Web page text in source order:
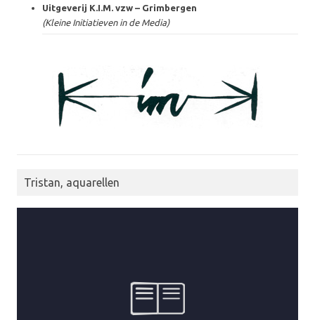
Uitgeverij K.I.M. vzw – Grimbergen
(Kleine Initiatieven in de Media)
Tristan, aquarellen